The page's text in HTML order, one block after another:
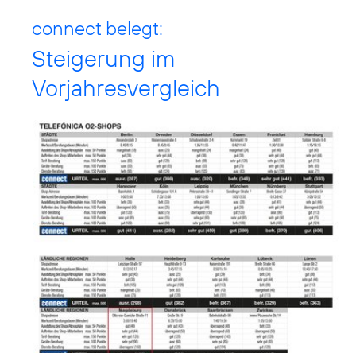
connect belegt:
Steigerung im
Vorjahresvergleich